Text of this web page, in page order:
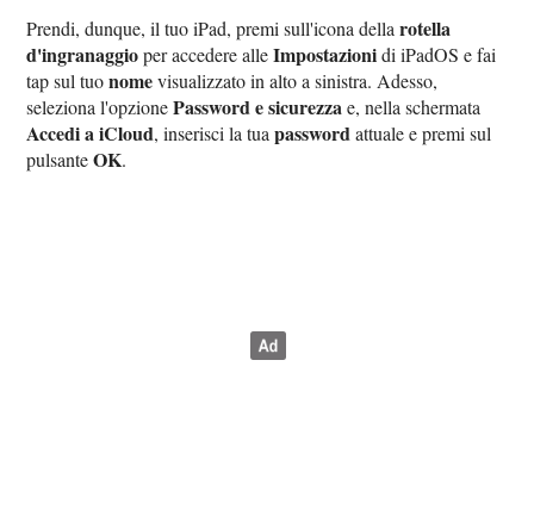
Prendi, dunque, il tuo iPad, premi sull'icona dellarotella
d'ingranaggioper accedere alleImpostazionidi iPadOS e fai
tap sul tuonomevisualizzato in alto a sinistra. Adesso,
seleziona l'opzionePassword e sicurezzae, nella schermata
Accedi a iCloud, inserisci la tuapasswordattuale e premi sul
pulsanteOK.